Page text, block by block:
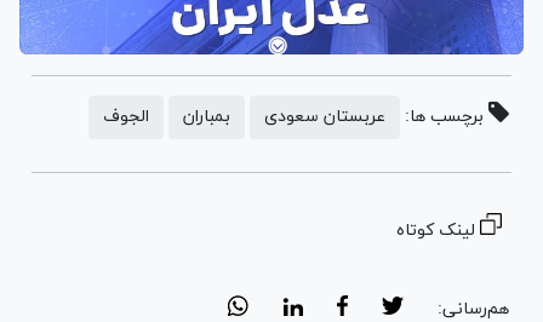
برچسب ها: عربستان سعودی بمباران الجوف
لینک کوتاه
هم‌رسانی: